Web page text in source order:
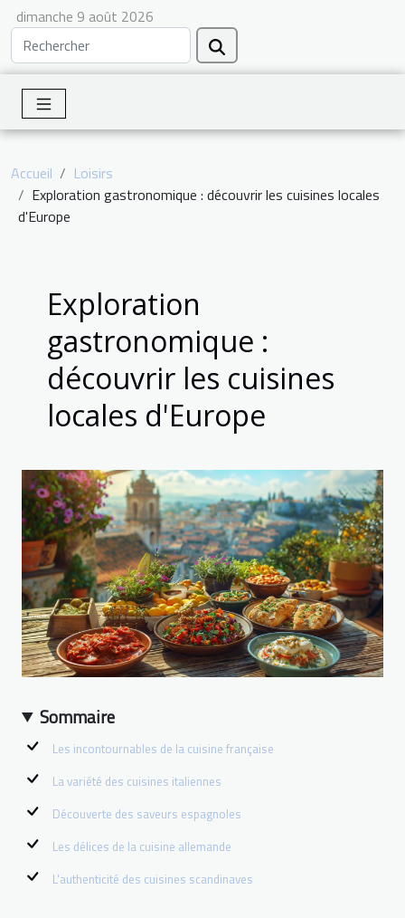
dimanche 9 août 2026
Accueil
Loisirs
Exploration gastronomique : découvrir les cuisines locales
d'Europe
Exploration
gastronomique :
découvrir les cuisines
locales d'Europe
Sommaire
Les incontournables de la cuisine française
La variété des cuisines italiennes
Découverte des saveurs espagnoles
Les délices de la cuisine allemande
L'authenticité des cuisines scandinaves